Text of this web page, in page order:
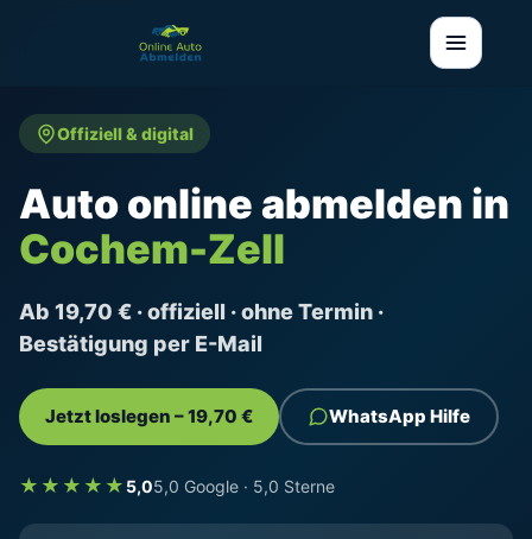
Offiziell & digital
Auto online abmelden in
Cochem-Zell
Ab 19,70 € · offiziell · ohne Termin ·
Bestätigung per E-Mail
Jetzt loslegen – 19,70 € WhatsApp Hilfe
★★★★★ 5,05,0 Google · 5,0 Sterne